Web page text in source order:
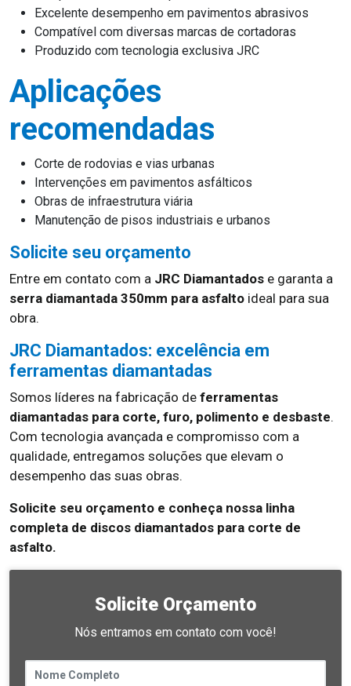
Excelente desempenho em pavimentos abrasivos
Compatível com diversas marcas de cortadoras
Produzido com tecnologia exclusiva JRC
Aplicações
recomendadas
Corte de rodovias e vias urbanas
Intervenções em pavimentos asfálticos
Obras de infraestrutura viária
Manutenção de pisos industriais e urbanos
Solicite seu orçamento
Entre em contato com a JRC Diamantados e garanta a
serra diamantada 350mm para asfalto ideal para sua
obra.
JRC Diamantados: excelência em
ferramentas diamantadas
Somos líderes na fabricação de ferramentas
diamantadas para corte, furo, polimento e desbaste.
Com tecnologia avançada e compromisso com a
qualidade, entregamos soluções que elevam o
desempenho das suas obras.
Solicite seu orçamento e conheça nossa linha
completa de discos diamantados para corte de
asfalto.
Solicite Orçamento
Nós entramos em contato com você!